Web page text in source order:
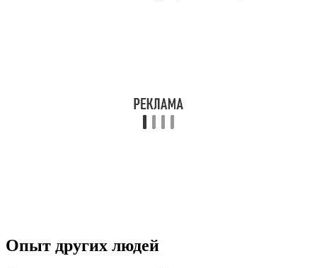
Опыт других людей